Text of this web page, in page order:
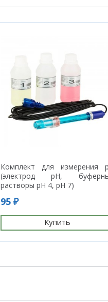
Комплект для измерения
(электрод pH,
растворы pH 4, pH 7)
95 ₽
Купить